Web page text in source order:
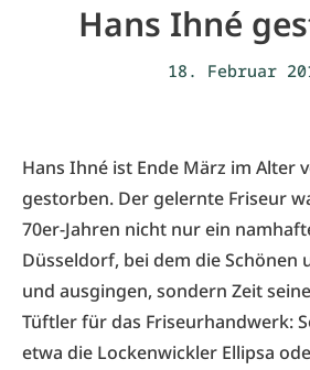
Hans Ihné
18. Februar
Hans Ihné ist Ende März im Alter
gestorben. Der gelernte Friseur
70er-Jahren nicht nur ein
Düsseldorf, bei dem die Schönen
und ausgingen, sondern Zeit
Tüftler für das Friseurhandwerk:
etwa die Lockenwickler Ellipsa